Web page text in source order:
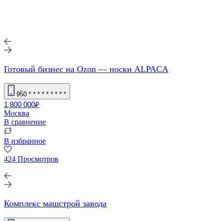
Готовый бизнес на Ozon — носки ALPACA
950 * * * * * * * * *
1 800 000₽
Москва
В сравнение
В избранное
424 Просмотров
Комплекс машстрой завода